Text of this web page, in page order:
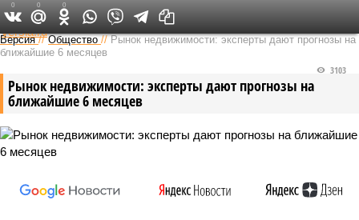
Федеральный выпуск
Версия //Общество //Рынок недвижимости: эксперты дают прогнозы на
ближайшие 6 месяцев
Рынок недвижимости: эксперты дают прогнозы на
ближайшие 6 месяцев
3103
0 0 0